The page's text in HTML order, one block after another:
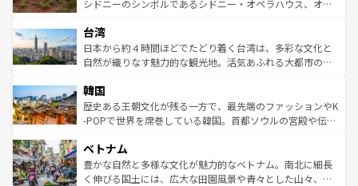
ならではの贅沢な旅のスタイルだ。 なお、新着のアメリカ
情報はコンテンツ一覧を参照してほしい。
おすすめ。エメラルドグリーンに輝く海をはじめ、豊かな
れるおもてなしの心で訪れる人々を迎えてくれるハワイの
人々、おいしいローカルフードやハワイアンミュージッ
ク、伝統的なフラダンスなど、すべてがハワイの魅力を彩
ワイを、存分に味わってほしい。 なお、新着のハワイ情報
はコンテンツ一覧を参照してほしい。
シドニーのシンボルであるシドニー・オペラハウス、オー
リアリーフや大陸中央部にそびえるウルル（エアーズロッ
ク）、タスマニアの美しい原生林やケアンズの熱帯雨林な
ど、見どころがたくさん。また、カフェやワイン、オージ
いる。アクティビティも充実しており、サーフィンやダイ
ビング、ハイキングなど、アウトドア好きにはたまらな
い。オーストラリアの多彩な魅力を存分に味わいつくそ
参照してほしい。
台湾
日本から約４時間ほどでたどり着く台湾は、多彩な文化と
自然が織りなす魅力的な観光地。活気あふれる大都市の台
ン）、静ひつな山岳地帯である台湾東部など、都市の喧騒
と山間の静けさが共存しており、訪れる人に新しい発見と
驚きをもたらしてくれる。また、奥深い台湾の食文化も魅
容にもいいと評判のスイーツなど、バラエティ豊かな料理
が味わえる。 なお、新着の台湾情報は コンテンツ一覧を参
照してほしい。
韓国
歴史ある王朝文化が残る一方で、最先端のファッションやK
-POPで世界を席巻している韓国。首都ソウルの宮殿や伝統
き、地方に足を延ばせば四季折々の自然美を楽しむことが
できる。そして、キムチや焼肉、絶品のストリートフード
まで、さまざまな韓国料理が待っている。夜には、韓国な
ベトナム
豊かな自然と多様な文化が魅力的なベトナム。南北に細長
く伸びる国土には、広大な田園風景や青々とした山々、世